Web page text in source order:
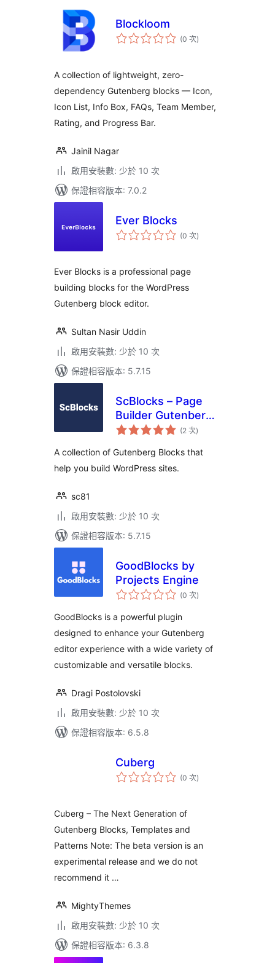
Blockloom
(0 次評
分)
A collection of lightweight, zero-
dependency Gutenberg blocks — Icon,
Icon List, Info Box, FAQs, Team Member,
Rating, and Progress Bar.
Jainil Nagar
啟用安裝數: 少於 10 次
保證相容版本: 7.0.2
Ever Blocks
(0 次評
分)
Ever Blocks is a professional page
building blocks for the WordPress
Gutenberg block editor.
Sultan Nasir Uddin
啟用安裝數: 少於 10 次
保證相容版本: 5.7.15
ScBlocks – Page
Builder Gutenberg
Blocks
(2 次評
分
數
)
A collection of Gutenberg Blocks that
help you build WordPress sites.
sc81
啟用安裝數: 少於 10 次
保證相容版本: 5.7.15
GoodBlocks by
Projects Engine
(0 次評
分)
GoodBlocks is a powerful plugin
designed to enhance your Gutenberg
editor experience with a wide variety of
customizable and versatile blocks.
Dragi Postolovski
啟用安裝數: 少於 10 次
保證相容版本: 6.5.8
Cuberg
(0 次評
分)
Cuberg – The Next Generation of
Gutenberg Blocks, Templates and
Patterns Note: The beta version is an
experimental release and we do not
recommend it …
MightyThemes
啟用安裝數: 少於 10 次
保證相容版本: 6.3.8